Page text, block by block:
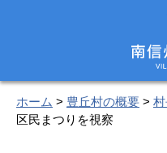
ホーム > 豊丘村の概要 >
区民まつりを視察